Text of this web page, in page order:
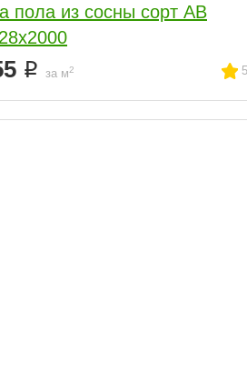
пола из сосны сорт АВ
за м2 5